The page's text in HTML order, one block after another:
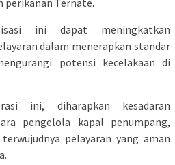
ini dapat meningkatkan
dalam menerapkan standar
potensi kecelakaan di
ini, diharapkan kesadaran
pengelola kapal penumpang,
pelayaran yang aman